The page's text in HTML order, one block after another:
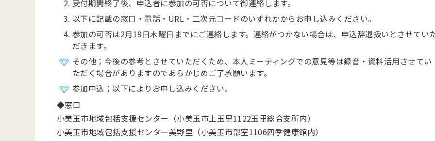
受付期間終了後、申込者に参加の可否について御連絡します。
以下に記載の窓口・電話・URL・二次元コードのいずれかからお申し込みください。
参加の可否は2月19日木曜日までにご連絡します。連絡がつかない場合は、申込辞退扱いとさせてい
だきます。
その他；今後の参考とさせていただくため、本人ミーティングでの意見等は録音・資料活用させてい
ただく場合がありますのであらかじめご了承願います。
参加申込；以下によりお申し込みください。
◆窓口
小美玉市地域包括支援センター（小美玉市上玉里1122玉里総合支所内）
小美玉市地域包括支援センター美野里（小美玉市部室1106四季健康館内）